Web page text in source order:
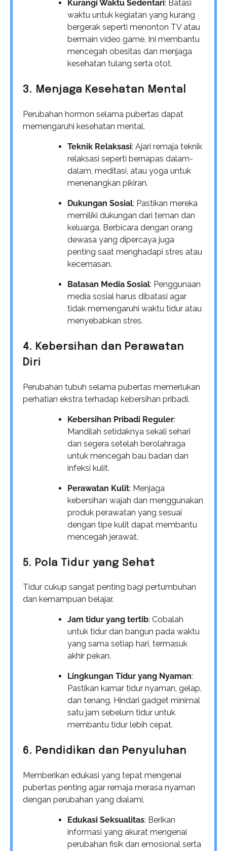
Kurangi Waktu Sedentari: Batasi
waktu untuk kegiatan yang kurang
bergerak seperti menonton TV atau
bermain video game. Ini membantu
mencegah obesitas dan menjaga
kesehatan tulang serta otot.
3. Menjaga Kesehatan Mental
Perubahan hormon selama pubertas dapat
memengaruhi kesehatan mental.
Teknik Relaksasi: Ajari remaja teknik
relaksasi seperti bernapas dalam-
dalam, meditasi, atau yoga untuk
menenangkan pikiran.
Dukungan Sosial: Pastikan mereka
memiliki dukungan dari teman dan
keluarga. Berbicara dengan orang
dewasa yang dipercaya juga
penting saat menghadapi stres atau
kecemasan.
Batasan Media Sosial: Penggunaan
media sosial harus dibatasi agar
tidak memengaruhi waktu tidur atau
menyebabkan stres.
4. Kebersihan dan Perawatan
Diri
Perubahan tubuh selama pubertas memerlukan
perhatian ekstra terhadap kebersihan pribadi.
Kebersihan Pribadi Reguler:
Mandilah setidaknya sekali sehari
dan segera setelah berolahraga
untuk mencegah bau badan dan
infeksi kulit.
Perawatan Kulit: Menjaga
kebersihan wajah dan menggunakan
produk perawatan yang sesuai
dengan tipe kulit dapat membantu
mencegah jerawat.
5. Pola Tidur yang Sehat
Tidur cukup sangat penting bagi pertumbuhan
dan kemampuan belajar.
Jam tidur yang tertib: Cobalah
untuk tidur dan bangun pada waktu
yang sama setiap hari, termasuk
akhir pekan.
Lingkungan Tidur yang Nyaman:
Pastikan kamar tidur nyaman, gelap,
dan tenang. Hindari gadget minimal
satu jam sebelum tidur untuk
membantu tidur lebih cepat.
6. Pendidikan dan Penyuluhan
Memberikan edukasi yang tepat mengenai
pubertas penting agar remaja merasa nyaman
dengan perubahan yang dialami.
Edukasi Seksualitas: Berikan
informasi yang akurat mengenai
perubahan fisik dan emosional serta